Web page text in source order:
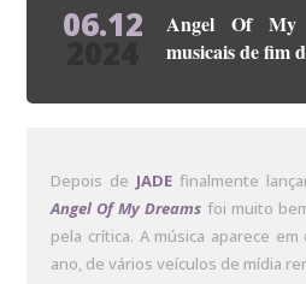
06.12
Angel Of My
musicais de fim
Depois de JADE finalmente
Angel Of My Dreams foi muito
pela crítica. A música aparece
ano, de vários veículos de mídia